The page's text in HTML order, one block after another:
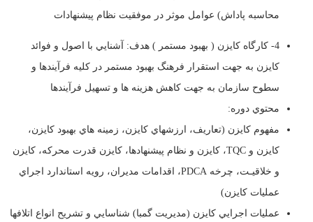
محاسبه پاداش) عوامل موثر در موفقيت نظام پيشنهادات
4- کارگاه کایزن ( بهبود مستمر ) هدف: آشنايي با اصول و فوائد
کايزن به جهت استقرار فرهنگ بهبود مستمر در کليه فرآيندها و
سطوح سازمان به جهت کاهش هزينه ها و تسهيل فرآيندها
محتوي دوره:
مفهوم کايزن (تعاريف، ارزشهاي کايزن، زمينه هاي بهبود کايزن،
کايزن و TQC، کايزن و نظام پيشنهادها، کايزن قدرت محرکه، کايزن
و خلاقيـت، چرخه PDCA، اقدامات مديران، رويه استاندارد اجراي
عمليات کايزن)
عمليات اجرايي کايزن (مديريت گمبا) شناسايي و تشریح انواع اتلافها